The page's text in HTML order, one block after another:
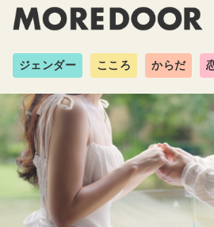
ジェンダー こころ からだ